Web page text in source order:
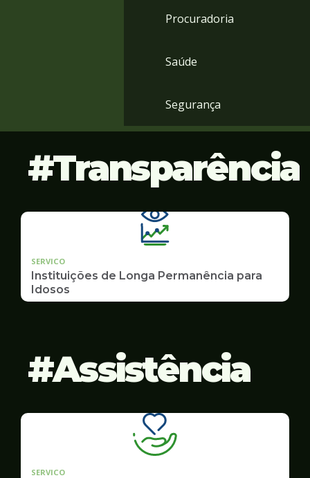
Procuradoria
Saúde
Segurança
Transparência
SERVICO
Instituições de Longa Permanência para
Idosos
Assistência
SERVICO